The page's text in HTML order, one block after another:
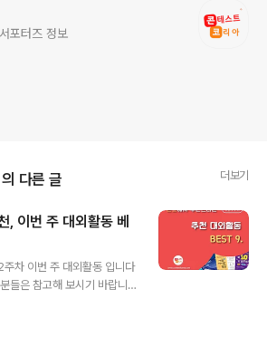
포터즈 정보
의 다른 글 더보기
이번 주 대외활동 베
차 이번 주 대외활동 입니다
들은 참고해 보시기 바랍니
치해썹 6기 모집 ✔ [미디어유